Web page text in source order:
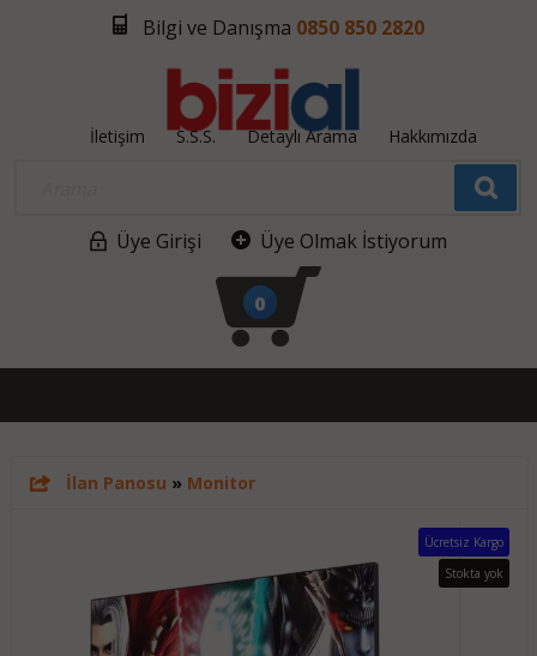
Bilgi ve Danışma 0850 850 2820
İletişim S.S.S. Detaylı Arama Hakkımızda
Üye Girişi Üye Olmak İstiyorum
0
İlan Panosu » Monitor
Ücretsiz Kargo
Stokta yok